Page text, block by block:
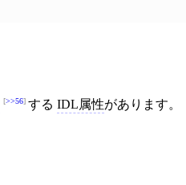
>>56 する IDL属性があります。